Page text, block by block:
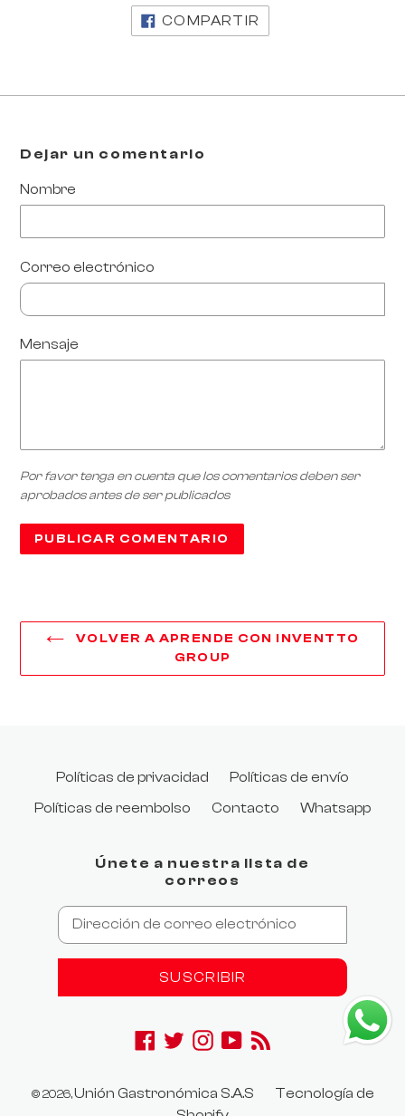
COMPARTIR
EN
Dejar un comentario
Nombre
Correo electrónico
Mensaje
Por favor tenga en cuenta que los comentarios deben ser
aprobados antes de ser publicados
VOLVER A APRENDE CON INVENTTO
GROUP
Políticas de privacidad
Políticas de envío
Políticas de reembolso
Contacto Whatsapp
Únete a nuestra lista de
correos
SUSCRIBIR
Facebook
TwitterInstagram
YouTube
© 2026,Unión Gastronómica S.A.S
Tecnología de
price:contains("0,00") { display: none; }